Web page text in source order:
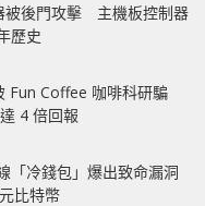
被後門攻擊 主機板控制器
歷史
Fun Coffee 咖啡科研騙
4 倍回報
「冷錢包」爆出致命漏洞
比特幣